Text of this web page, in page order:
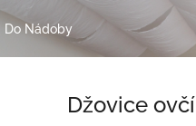
Přejít
naDo Nádoby
Džovice